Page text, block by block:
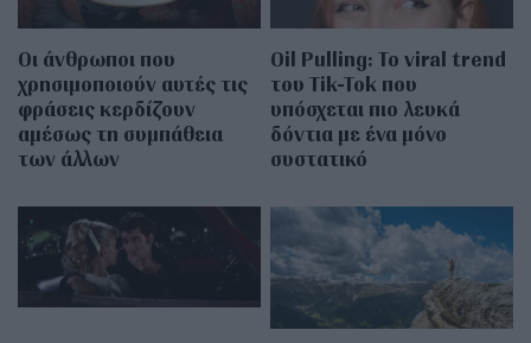
Οι άνθρωποι που
χρησιμοποιούν αυτές τις
φράσεις κερδίζουν
αμέσως τη συμπάθεια
των άλλων
Oil Pulling: To viral trend
του Tik-Tok που
υπόσχεται πιο λευκά
δόντια με ένα μόνο
συστατικό